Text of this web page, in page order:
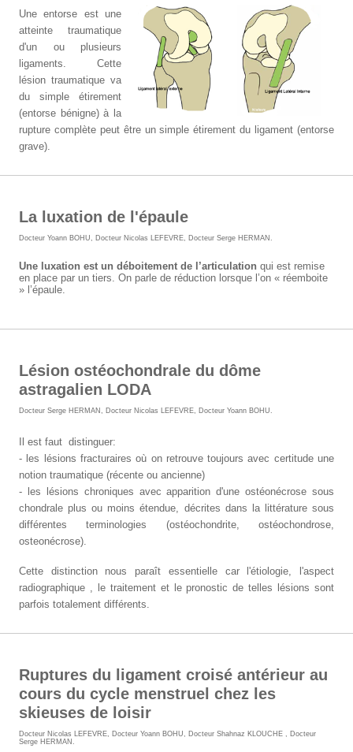
Une entorse est une
atteinte traumatique
d'un ou plusieurs
ligaments. Cette
lésion traumatique va
du simple étirement
(entorse bénigne) à la
rupture complète peut être un simple étirement du ligament (entorse
grave).
La luxation de l'épaule
Docteur Yoann BOHU Docteur Nicolas LEFEVRE Docteur Serge HERMAN
Une luxation est un déboitement de l’articulation qui est remise
en place par un tiers. On parle de réduction lorsque l’on « réemboite
» l’épaule.
Lésion ostéochondrale du dôme
astragalien LODA
Docteur Serge HERMAN Docteur Nicolas LEFEVRE Docteur Yoann BOHU
Il est faut distinguer:
- les lésions fracturaires où on retrouve toujours avec certitude une
notion traumatique (récente ou ancienne)
- les lésions chroniques avec apparition d'une ostéonécrose sous
chondrale plus ou moins étendue, décrites dans la littérature sous
différentes terminologies (ostéochondrite, ostéochondrose,
osteonécrose).
Cette distinction nous paraît essentielle car l'étiologie, l'aspect
radiographique , le traitement et le pronostic de telles lésions sont
parfois totalement différents.
Ruptures du ligament croisé antérieur au
cours du cycle menstruel chez les
skieuses de loisir
Docteur Nicolas LEFEVRE, Docteur Yoann BOHU, Docteur Shahnaz KLOUCHE , Docteur
Serge HERMAN .